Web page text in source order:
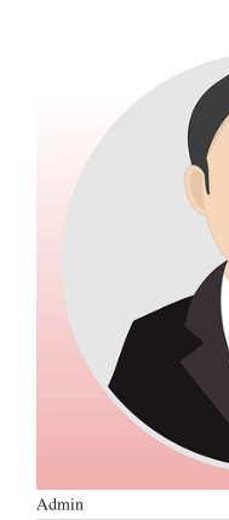
Admin